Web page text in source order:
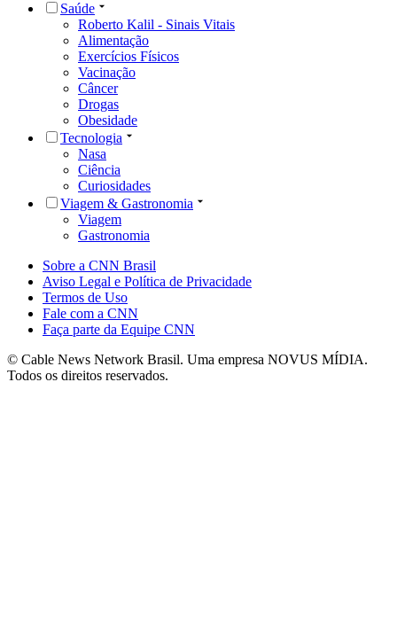
Saúde
Roberto Kalil - Sinais Vitais
Alimentação
Exercícios Físicos
Vacinação
Câncer
Drogas
Obesidade
Tecnologia
Nasa
Ciência
Curiosidades
Viagem & Gastronomia
Viagem
Gastronomia
Sobre a CNN Brasil
Aviso Legal e Política de Privacidade
Termos de Uso
Fale com a CNN
Faça parte da Equipe CNN
© Cable News Network Brasil. Uma empresa NOVUS MÍDIA.
Todos os direitos reservados.